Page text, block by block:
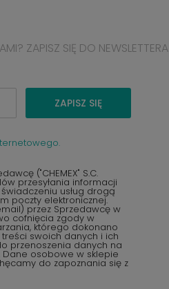
ZAPISZ SIĘ DO NEWSLETTERA
ZAPISZ SIĘ
("CHEMEX" S.C.
przesyłania informacji
usług drogą
poczty elektronicznej.
przez Sprzedawcę w
cofnięcia zgody w
którego dokonano
swoich danych i ich
przenoszenia danych na
Dane osobowe w sklepie
do zapoznania się z